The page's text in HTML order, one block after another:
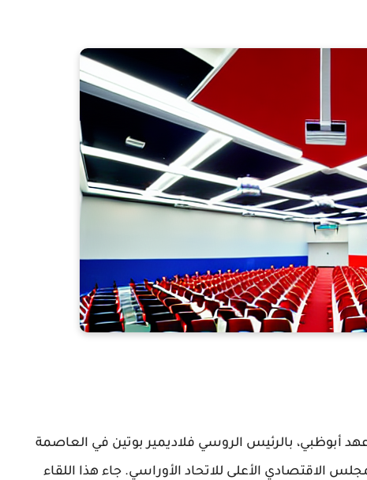
أبوظبي، بالرئيس الروسي فلاديمير بوتين في العاصمة
الاقتصادي الأعلى للاتحاد الأوراسي. جاء هذا اللقاء